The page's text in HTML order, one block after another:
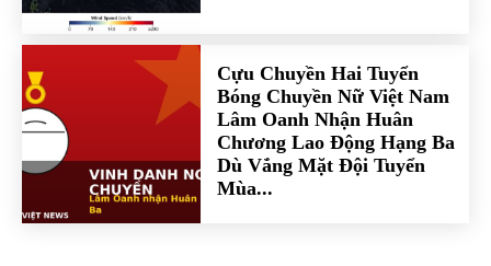
Cựu Chuyền Hai Tuyển
Bóng Chuyền Nữ Việt Nam
Lâm Oanh Nhận Huân
Chương Lao Động Hạng Ba
Dù Vắng Mặt Đội Tuyển
Mùa...